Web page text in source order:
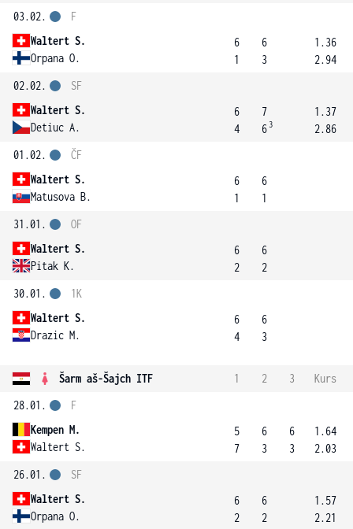
03.02.
Waltert S.
Orpana O.
F
6
1
6
3
1.36
2.94
02.02.
Waltert S.
Detiuc A.
SF
6
4
7
6 3
1.37
2.86
01.02.
Waltert S.
Matusova B.
ČF
6
1
6
1
31.01.
Waltert S.
Pitak K.
OF
6
2
6
2
30.01.
Waltert S.
Drazic M.
1K
6
4
6
3
Šarm aš-Šajch ITF 1 2 3
Kurs
28.01.
Kempen M.
Waltert S.
F
5
7
6
3
6
3
1.64
2.03
26.01.
Waltert S.
Orpana O.
SF
6
2
6
2
1.57
2.21